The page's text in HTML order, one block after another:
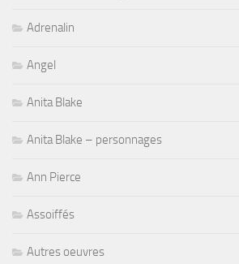
Adrenalin
Angel
Anita Blake
Anita Blake – personnages
Ann Pierce
Assoiffés
Autres oeuvres